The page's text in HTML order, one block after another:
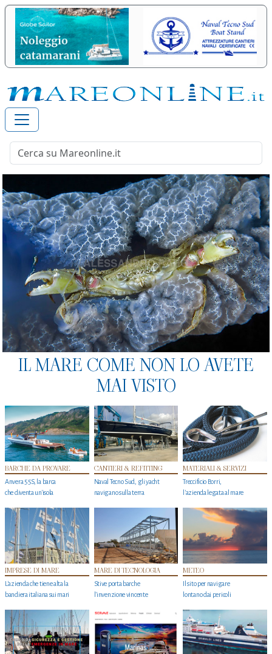
IL MARE COME NON LO AVETE
MAI VISTO
BARCHE DA PROVARE
Anvera 55S, la barca
che diventa un'isola
CANTIERI & REFITTING
Naval Tecno Sud, gli yacht
navigano sulla terra
MATERIALI & SERVIZI
Treccificio Borri,
l'azienda legata al mare
IMPRESE DI MARE
L'azienda che tiene alta la
bandiera italiana sui mari
MARE DI TECNOLOGIA
Stive porta barche
l'invenzione vincente
METEO
Il sito per navigare
lontano dai pericoli